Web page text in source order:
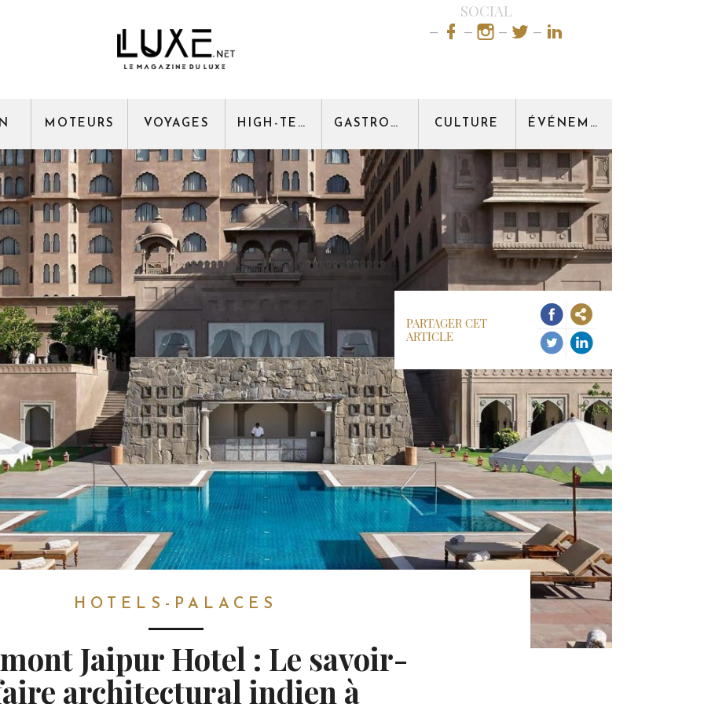
SOCIAL
MOTEURS VOYAGES HIGH-TECH GASTRONOMIE CULTURE ÉVÉNEMENT
PARTAGER CET
ARTICLE
HOTELS-PALACES
Jaipur Hotel : Le savoir-
architectural indien à